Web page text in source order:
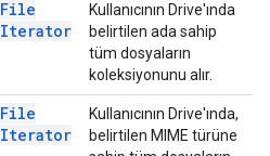
File
Iterator
Kullanıcının Drive'ında
belirtilen ada sahip
tüm dosyaların
koleksiyonunu alır.
File
Iterator
Kullanıcının Drive'ında,
belirtilen MIME türüne